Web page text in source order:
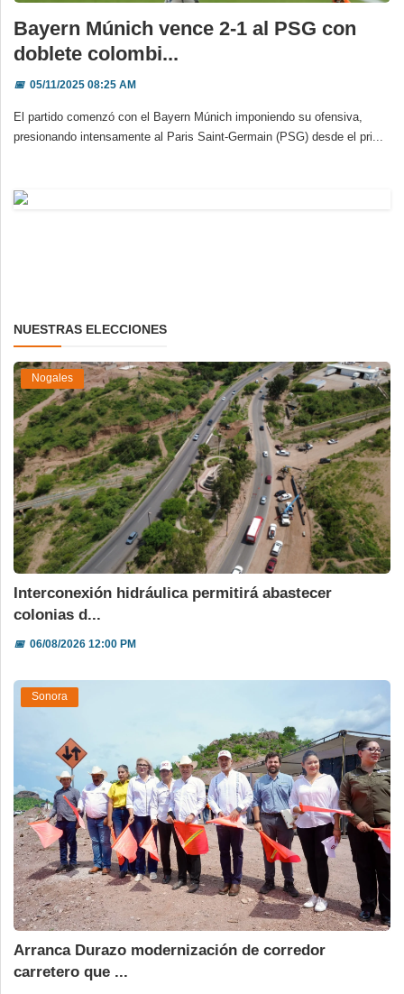
Bayern Múnich vence 2-1 al PSG con
doblete colombi...
📅05/11/2025 08:25 AM
El partido comenzó con el Bayern Múnich imponiendo su ofensiva,
presionando intensamente al Paris Saint-Germain (PSG) desde el pri...
NUESTRAS ELECCIONES
Nogales
Interconexión hidráulica permitirá abastecer
colonias d...
📅06/08/2026 12:00 PM
Sonora
Arranca Durazo modernización de corredor
carretero que ...